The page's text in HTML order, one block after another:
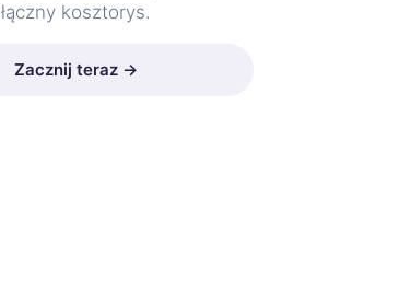
łączny kosztorys.
Zacznij teraz →